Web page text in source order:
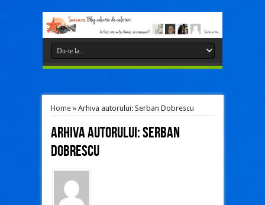
Home» Arhiva autorului: Serban Dobrescu
Arhiva autorului: Serban
Dobrescu